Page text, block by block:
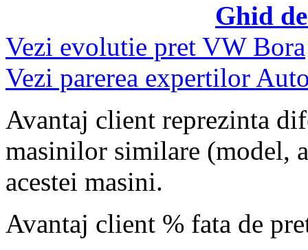
Ghid
Vezi evolutie pret VW Bora
Vezi parerea expertilor
Avantaj client reprezinta
masinilor similare (model,
acestei masini.
Avantaj client % fata de